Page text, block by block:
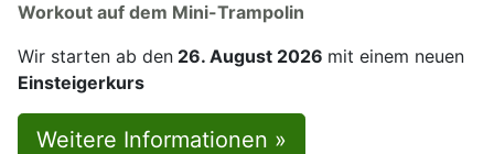
Workout auf dem Mini-Trampolin
Wir starten ab den 26. August 2026 mit einem neuen
Einsteigerkurs
Weitere Informationen »